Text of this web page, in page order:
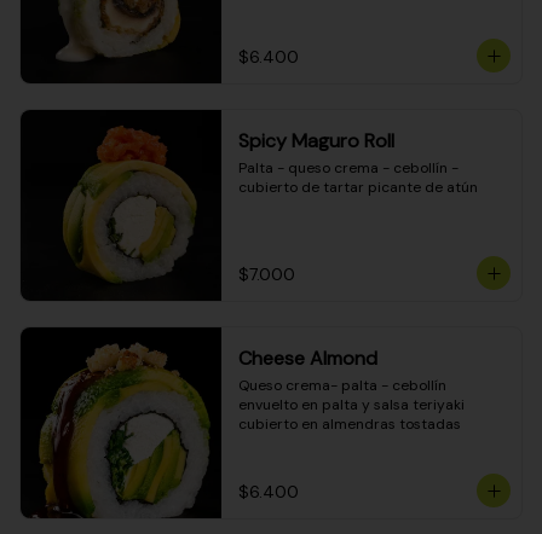
$6.400
Spicy Maguro Roll
Palta - queso crema - cebollín -
cubierto de tartar picante de atún
$7.000
Cheese Almond
Queso crema- palta - cebollín
envuelto en palta y salsa teriyaki
cubierto en almendras tostadas
$6.400